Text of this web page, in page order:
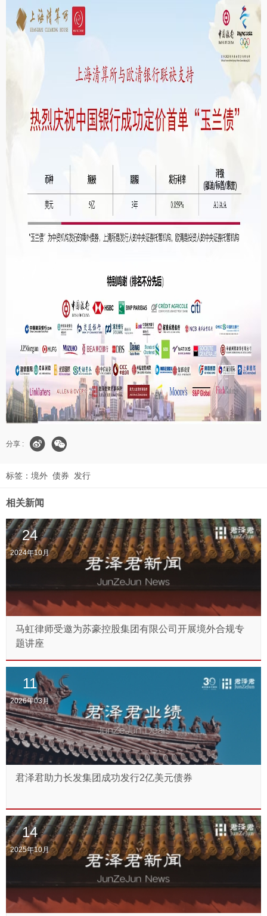
分享 :
标签： 境外 债券 发行
相关新闻
24
2024年10月
马虹律师受邀为苏豪控股集团有限公司开展境外合规专
题讲座
11
2026年03月
君泽君助力长发集团成功发行2亿美元债券
14
2025年10月